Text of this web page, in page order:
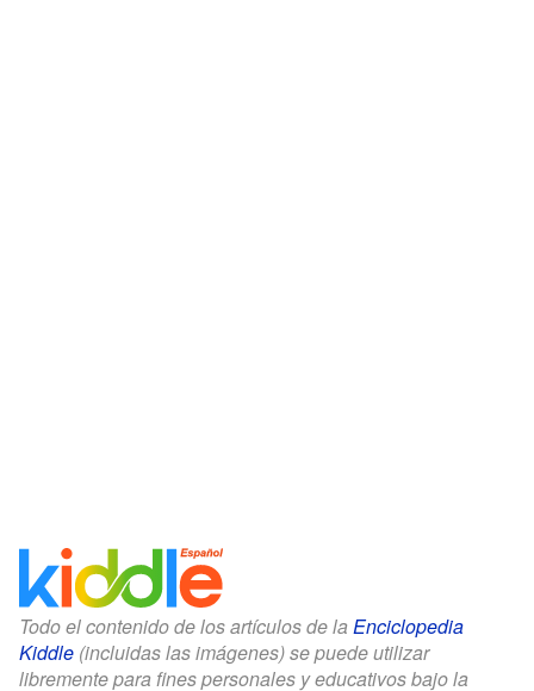
Todo el contenido de los artículos de la Enciclopedia
Kiddle (incluidas las imágenes) se puede utilizar
libremente para fines personales y educativos bajo la